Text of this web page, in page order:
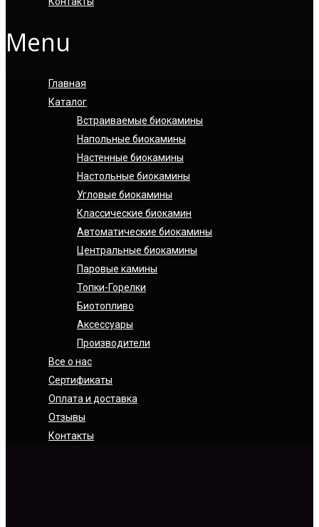
Menu
Главная
Каталог
Встраиваемые биокамины
Напольные биокамины
Настенные биокамины
Настoльные биокамины
Угловые биокамины
Классические биокамин
Автоматические биокамины
Центральные биокамины
Паровые камины
Топки-Горелки
Биотопливо
Аксессуары
Производители
Все о нас
Сертификаты
Оплата и доставка
Отзывы
Контакты